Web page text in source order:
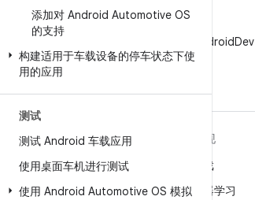
添加对 Android Automotive OS
的支持
构建适用于车载设备的停车状态下使
用的应用
测试
测试 Android 车载应用
使用桌面车机进行测试
使用 Android Automotive OS 模拟
在 X 上关注 @AndroidDev
关于 ANDROID
Android
适用于企业的 Android
发现
游戏
机器学习